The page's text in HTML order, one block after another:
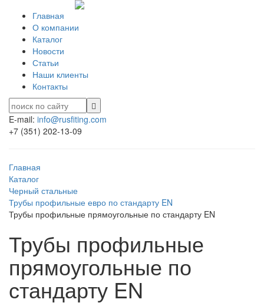
Главная
О компании
Каталог
Новости
Статьи
Наши клиенты
Контакты
E-mail: info@rusfiting.com
+7 (351) 202-13-09
Главная
Каталог
Черный стальные
Трубы профильные евро по стандарту EN
Трубы профильные прямоугольные по стандарту EN
Трубы профильные
прямоугольные по
стандарту EN